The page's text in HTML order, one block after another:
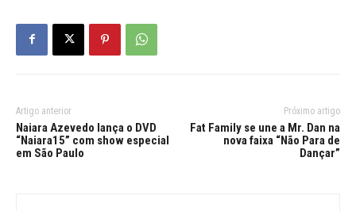
Artigo anterior
Naiara Azevedo lança o DVD
“Naiara15” com show especial
em São Paulo
Próximo artigo
Fat Family se une a Mr. Dan na
nova faixa “Não Para de
Dançar”